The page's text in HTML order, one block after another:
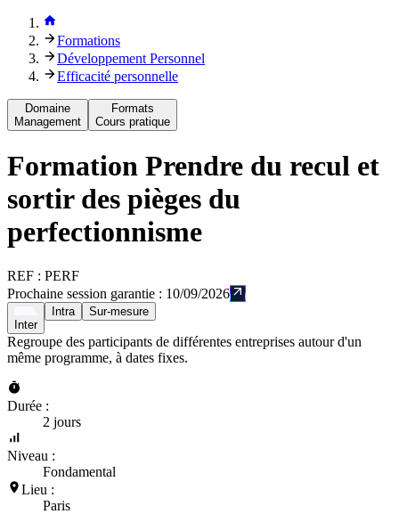
Formations
Développement Personnel
Efficacité personnelle
Domaine
Management
Formats
Cours pratique
Formation Prendre du recul et
sortir des pièges du
perfectionnisme
REF : PERF
Prochaine session garantie : 10/09/2026
Inter
Intra Sur-mesure
Regroupe des participants de différentes entreprises autour d'un
même programme, à dates fixes.
Durée :
2 jours
Niveau :
Fondamental
Lieu :
Paris